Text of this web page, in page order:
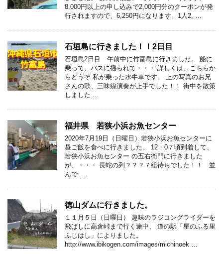
8,000円以上の申し込みで2,000円分のクーポンが発
行されますので、6,250円になります。1人2, …
石垣島に行きました！！2日目
石垣島2日目 午前中に竹富島に行きました。 船に
乗って、バスに揺られて・・・ 詳しくは、こちらか
らどうぞ 私が乗った水牛車です。 上の写真のお兄
さんの歌、三味線演奏が上手でした！！ 街中を散策
しました …
福井県 若狭小浜お魚センター
2020年7月19日（日曜日）若狭小浜お魚センターに
昼ご飯を食べに行きました。 12：0７頃到着して、
若狭小浜お魚センター の五右衛門に行きました
が、・・・ 長蛇の列？？？７組待ちでした！！ 並
んで …
徳山ダムに行きました。
１１月５日（日曜日） 趣味のラジコングライダーを
飛ばしに高倉峠まで行く途中、 道の駅「星のふる里
ふじはし」によりました。
http://www.ibikogen.com/images/michinoek …